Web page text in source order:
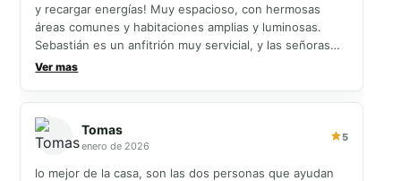
y recargar energías! Muy espacioso, con hermosas
áreas comunes y habitaciones amplias y luminosas.
Sebastián es un anfitrión muy servicial, y las señoras
que nos ayudan en la casa son increíblemente amables
Ver mas
Tomas
enero de 2026
5
lo mejor de la casa, son las dos personas que ayudan